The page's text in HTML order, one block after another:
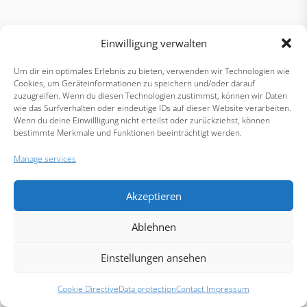
Einwilligung verwalten
Um dir ein optimales Erlebnis zu bieten, verwenden wir Technologien wie
Cookies, um Geräteinformationen zu speichern und/oder darauf
zuzugreifen. Wenn du diesen Technologien zustimmst, können wir Daten
wie das Surfverhalten oder eindeutige IDs auf dieser Website verarbeiten.
Wenn du deine Einwillligung nicht erteilst oder zurückziehst, können
bestimmte Merkmale und Funktionen beeinträchtigt werden.
Manage services
Akzeptieren
Ablehnen
Einstellungen ansehen
Cookie DirectiveData protectionContact Impressum